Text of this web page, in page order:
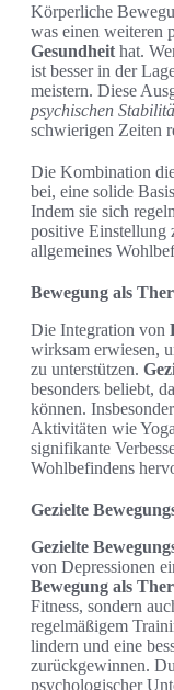
Körperliche
was einen weiteren
Gesundheit hat.
ist besser in der
meistern. Diese
psychischen
schwierigen Zeiten
Die Kombination
bei, eine solide
Indem sie sich
positive Einstellung
allgemeines
Bewegung als
Die Integration von
wirksam erwiesen,
zu unterstützen.
besonders beliebt,
können.
Aktivitäten wie
signifikante
Wohlbefindens
Gezielte
Gezielte
von Depressionen
Bewegung als
Fitness, sondern
regelmäßigem
lindern und eine
zurückgewinnen.
psychologischer